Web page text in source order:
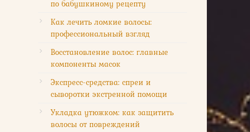
(за сеанс/
процедуру)
Копейки
(стоимость
перекиси)
(стоимость
по бабушкиному рецепту
Как лечить ломкие волосы:
профессиональный взгляд
Восстановление волос: главные
компоненты масок
Экспресс-средства: спреи и
сыворотки экстренной помощи
Укладка утюжком: как защитить
волосы от повреждений